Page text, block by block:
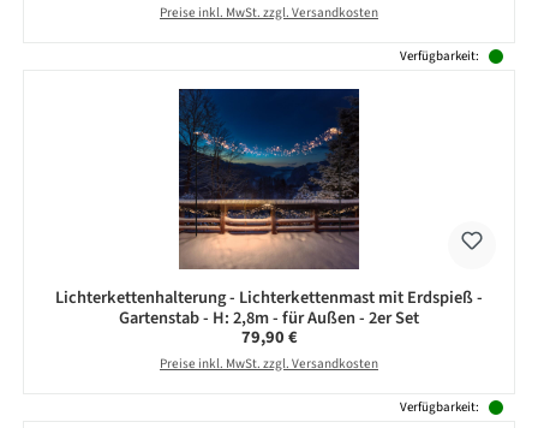
Preise inkl. MwSt. zzgl. Versandkosten
Verfügbarkeit:
Lichterkettenhalterung - Lichterkettenmast mit Erdspieß -
Gartenstab - H: 2,8m - für Außen - 2er Set
Regulärer Preis:
79,90 €
Preise inkl. MwSt. zzgl. Versandkosten
Verfügbarkeit: